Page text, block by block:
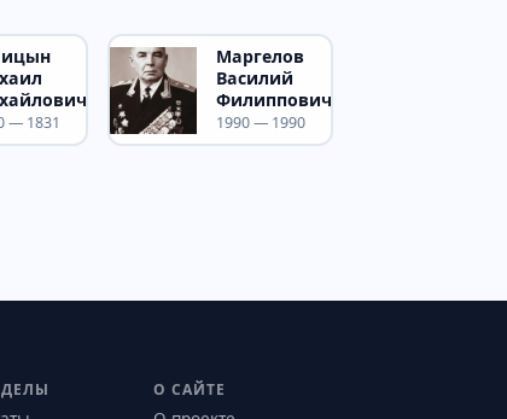
— 1831
Маргелов
Василий
Филиппович
1990 — 1990
О САЙТЕ